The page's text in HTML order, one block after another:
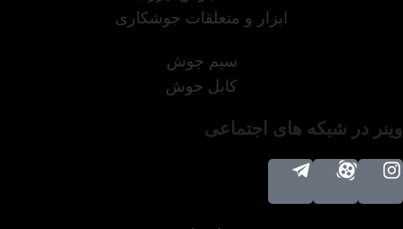
ابزار و متعلقات جوشکاری
سیم جوش
کابل جوش
وینر در شبکه های اجتماعی